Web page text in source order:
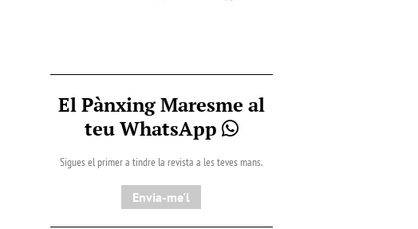
El Pànxing Maresme al
teu WhatsApp
Sigues el primer a tindre la revista a les teves mans.
Envia-me'l